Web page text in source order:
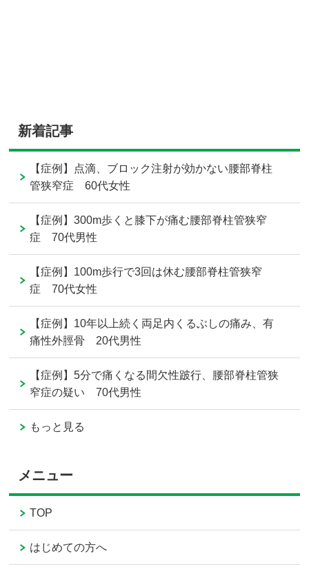
新着記事
【症例】点滴、ブロック注射が効かない腰部脊柱
管狭窄症 60代女性
【症例】300m歩くと膝下が痛む腰部脊柱管狭窄
症 70代男性
【症例】100m歩行で3回は休む腰部脊柱管狭窄
症 70代女性
【症例】10年以上続く両足内くるぶしの痛み、有
痛性外脛骨 20代男性
【症例】5分で痛くなる間欠性跛行、腰部脊柱管狭
窄症の疑い 70代男性
もっと見る
メニュー
TOP
はじめての方へ